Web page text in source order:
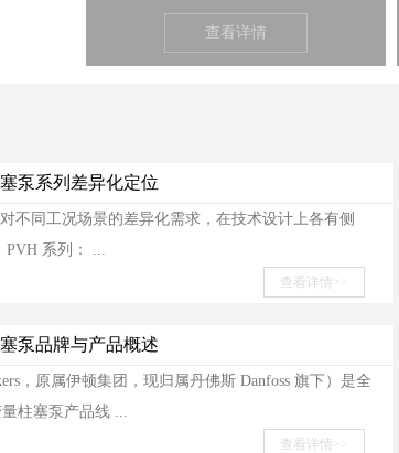
查看详情
泵系列差异化定位
不同工况场景的差异化需求，在技术设计上各有侧
PVH 系列： ...
查看详情>>
泵品牌与产品概述
，原属伊顿集团，现归属丹佛斯 Danfoss 旗下）是全
柱塞泵产品线 ...
查看详情>>